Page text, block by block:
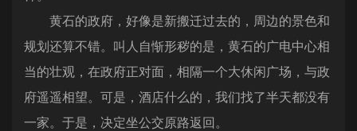
黄石的政府，好像是新搬迁过去的，周边的景色和
规划还算不错。叫人自惭形秽的是，黄石的广电中心相
当的壮观，在政府正对面，相隔一个大休闲广场，与政
府遥遥相望。可是，酒店什么的，我们找了半天都没有
一家。于是，决定坐公交原路返回。